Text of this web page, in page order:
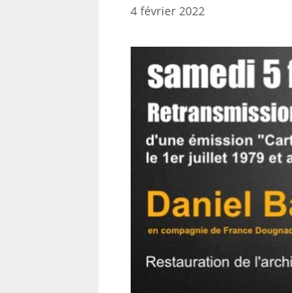
4 février 2022